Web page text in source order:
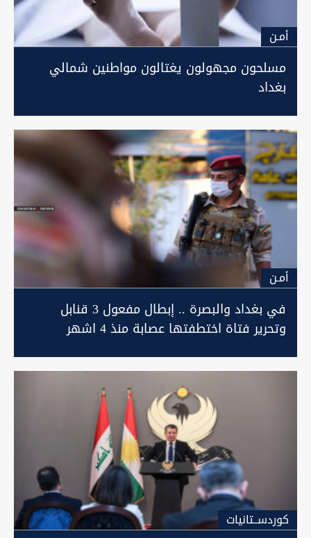
أمـن
مسلحون مجهولون يغتالون مواطنين شمالي
بغداد
أمـن
في بغداد والبصرة .. إبطال مفعول 3 قنابل
وتحرير فتاة اختطفتها عصابة منذ 4 اشهر
كوردســتانيات